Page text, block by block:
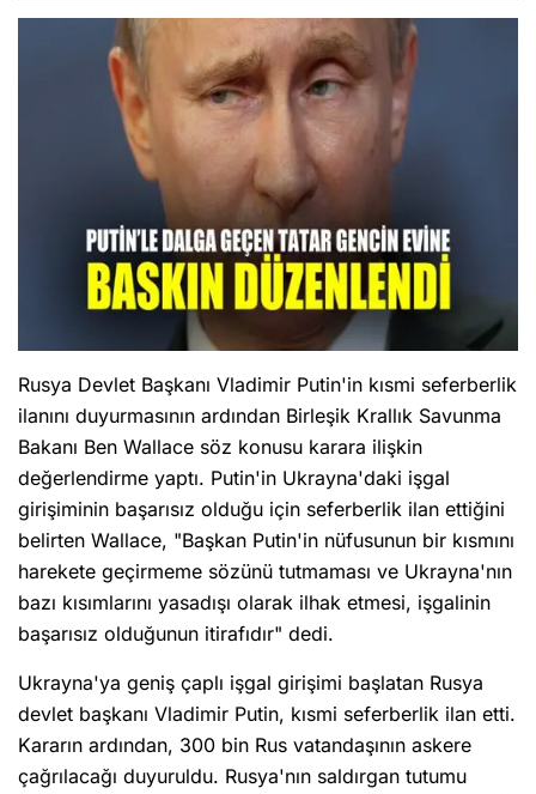
Rusya Devlet Başkanı Vladimir Putin'in kısmi seferberlik
ilanını duyurmasının ardından Birleşik Krallık Savunma
Bakanı Ben Wallace söz konusu karara ilişkin
değerlendirme yaptı. Putin'in Ukrayna'daki işgal
girişiminin başarısız olduğu için seferberlik ilan ettiğini
belirten Wallace, "Başkan Putin'in nüfusunun bir kısmını
harekete geçirmeme sözünü tutmaması ve Ukrayna'nın
bazı kısımlarını yasadışı olarak ilhak etmesi, işgalinin
başarısız olduğunun itirafıdır" dedi.
Ukrayna'ya geniş çaplı işgal girişimi başlatan Rusya
devlet başkanı Vladimir Putin, kısmi seferberlik ilan etti.
Kararın ardından, 300 bin Rus vatandaşının askere
çağrılacağı duyuruldu. Rusya'nın saldırgan tutumu